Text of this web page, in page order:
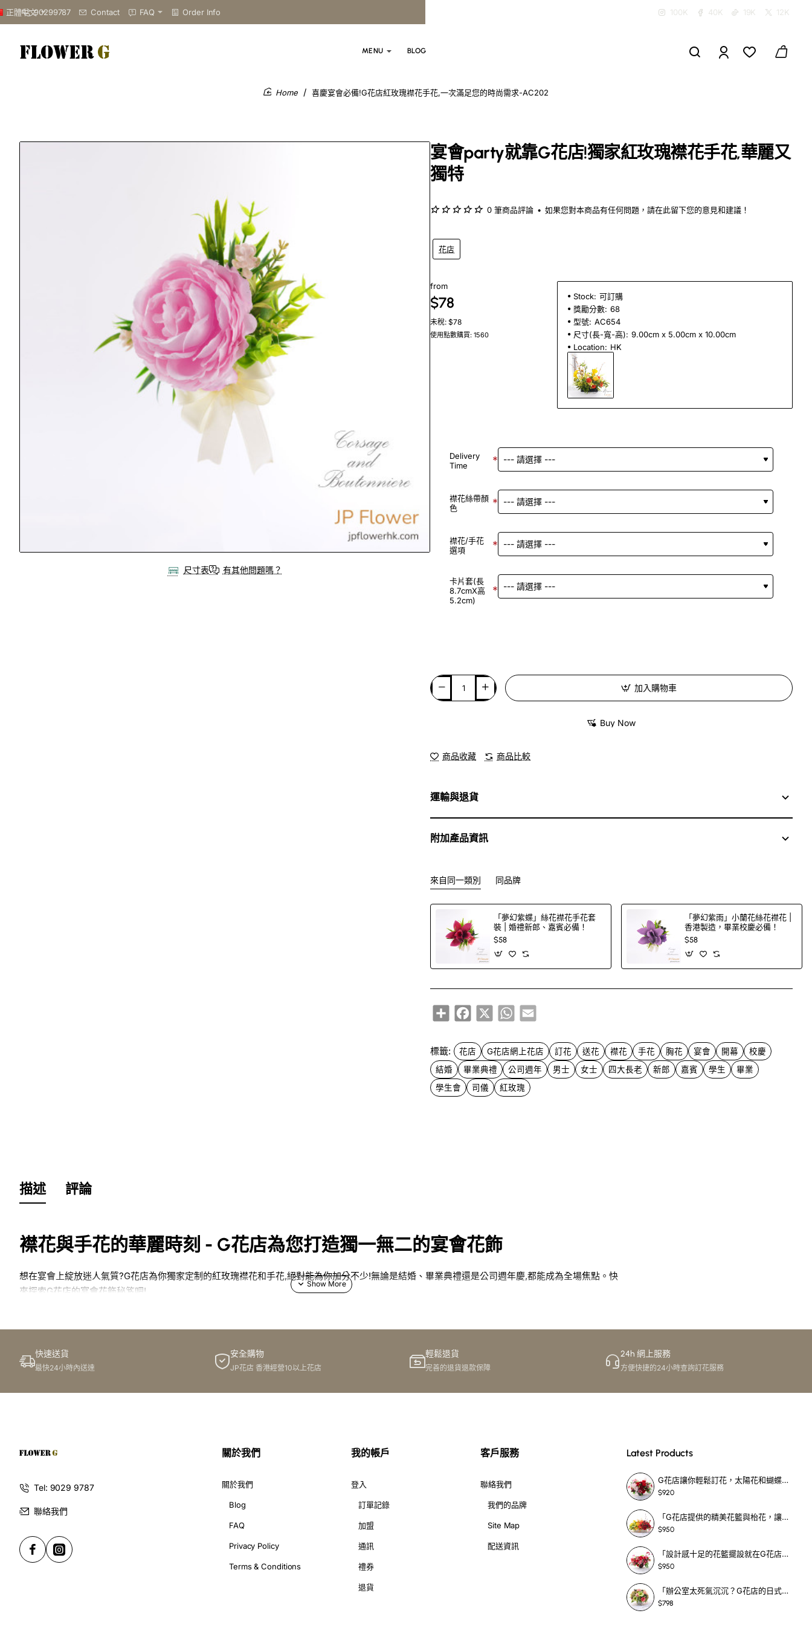
90299787 Contact FAQ Order Info
正體中文 100K 40K 19K 12K
MENU BLOG
喜慶宴會必備!G花店紅玫瑰襟花手花,一次滿足您的時尚需求-AC202
尺寸表 有其他問題嗎？
宴會party就靠G花店!獨家紅玫瑰襟花手花,華麗又
獨特
花店
0 筆商品評論 • 如果您對本商品有任何問題，請在此留下您的意見和建議！
from
$78
未稅: $78
使用點數購買: 1560
Stock: 可訂購
獎勵分數: 68
型號: AC654
尺寸(長-寬-高): 9.00cm x 5.00cm x 10.00cm
Location: HK
Delivery
Time
襟花絲帶顏
色
襟花/手花
選項
卡片套(長
8.7cmX高
5.2cm)
加入購物車
Buy Now
商品收藏 商品比較
運輸與退貨
附加產品資訊
來自同一類別 同品牌
「夢幻紫蝶」絲花襟花手花套
裝 | 婚禮新郎、嘉賓必備！
$58
「夢幻紫雨」小蘭花絲花襟花 |
香港製造，畢業校慶必備！
$58
ShareFacebook
X WhatsApp
Email
標籤: 花店 G花店網上花店 訂花 送花 襟花 手花 胸花 宴會 開幕
校慶
結婚
畢業典禮 公司週年 男士 女士 四大長老 新郎 嘉賓 學生
畢業
學生會
司儀 紅玫瑰
描述 評論
襟花與手花的華麗時刻 - G花店為您打造獨一無二的宴會花飾
想在宴會上綻放迷人氣質?G花店為你獨家定制的紅玫瑰襟花和手花,絕對能為你加分不少!無論是結婚、畢業典禮還是公司週年慶,都能成為全場焦點。快
來探索G花店的宴會花飾秘笈吧!
簡介
喂喂,大家好!今日同家姐切磋下G花店的宴會花飾,特別是襟花同手花。你地有冇注意過,參加宴會嘅時候,有冇留意下人地嘅花飾呢?尤其係新郎新娘,又或
無論係男女,對于參加宴會,衣着打扮都一定要好好打理,咁襟花同手花又會點樣襯托整體形象呢?快啲睇嚟睇嚟!
1. 襟花：個人特色嘅點睛之作
襟花係宴會上唔可或缺嘅裝飾品,因為佢可以比你嘅整體造型加添唔少特色同魅力。有咩要注意嘅呢?
選花材：
襟花一定要氣質優雅,所以G花店嘅紅玫瑰系列一向係最受歡迎嘅選擇。紅玫瑰優雅高貴,非常襯男女嘅衣服。
花型設計：
襟花除咗傳統嘅單枝設計,G花店都有好多獨特設計,比如兩枝玫瑰交叉,又或者配合綠葉點綴,都特別有特色。
快速送貨
最快24小時內送達
安全購物
JP花店 香港經營10以上花店
輕鬆退貨
完善的退貨退款保障
24h 網上服務
方便快捷的24小時查詢訂花服務
Tel: 9029 9787
聯絡我們
關於我們
關於我們
Blog
FAQ
Privacy Policy
Terms & Conditions
我的帳戶
登入
訂單記錄
加盟
通訊
禮券
退貨
客戶服務
聯絡我們
我們的品牌
Site Map
配送資訊
Latest Products
G花店讓你輕鬆訂花，太陽花和蝴蝶蘭花籃，適合每個重要時刻！-SF390
$920
「G花店提供的精美花籃與枱花，讓重要場合更顯祝賀與喜悅，適合各種用場！」-SF398
$950
「設計感十足的花籃擺設就在G花店！馬蹄蘭、袋鼠爪、罌粟花，為你的重大場合增光添彩！」-SF209
$950
「辦公室太死氣沉沉？G花店的日式花籃和定製枱花，為你帶來新鮮感！」-SF465
$798